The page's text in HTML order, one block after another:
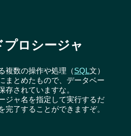
プロシージャ
複数の操作や処理（SQL文）
まとめたもので、データベー
存されていますな。
ジャ名を指定して実行するだ
完了することができますぞ。